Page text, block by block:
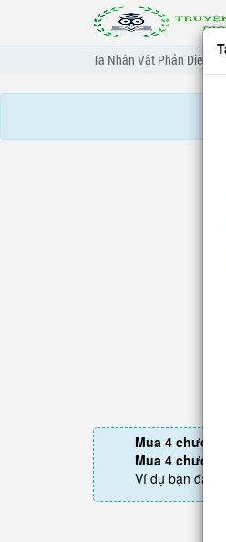
Ta Nhân Vật Phản Diện
Mua 4
Mua 4
Ví dụ bạn